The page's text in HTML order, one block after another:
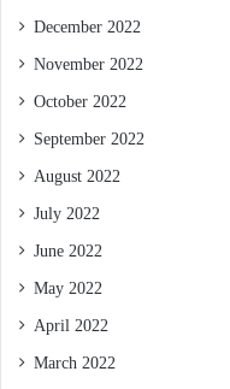
December 2022
November 2022
October 2022
September 2022
August 2022
July 2022
June 2022
May 2022
April 2022
March 2022